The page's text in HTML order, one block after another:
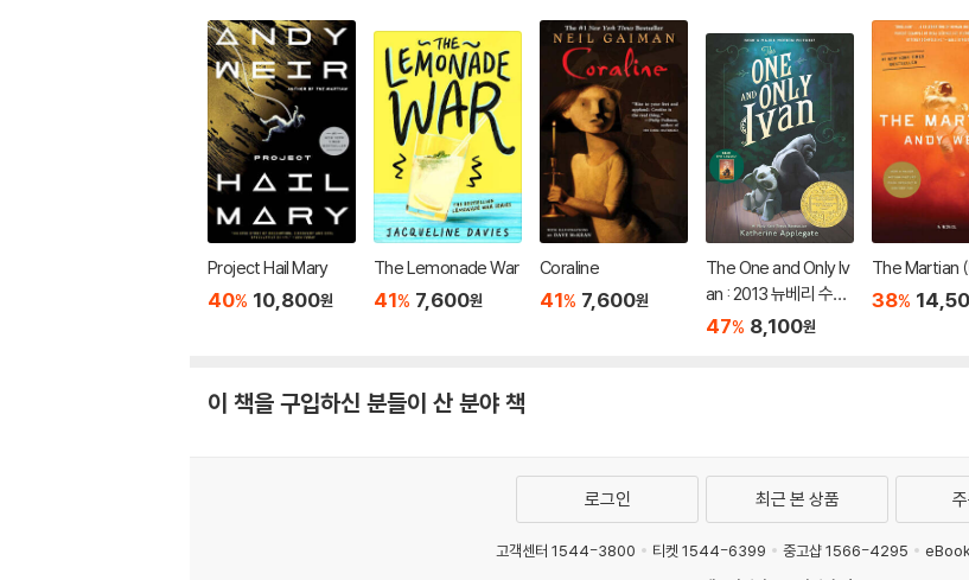
Project Hail Mary
40% 10,800원
The Lemonade War
41% 7,600원
Coraline
41% 7,600원
The One and Only Iv
an : 2013 뉴베리 수상
작
47% 8,100원
The Martian
38%
이 책을 구입하신 분들이 산 분야 책
로그인 최근 본 상품
고객센터 1544-3800 티켓 1544-6399 중고샵 1566-4295
eBook